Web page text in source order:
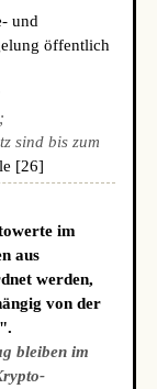
und
öffentlich
sind bis zum
[26]
im
aus
werden,
von der
bleiben im